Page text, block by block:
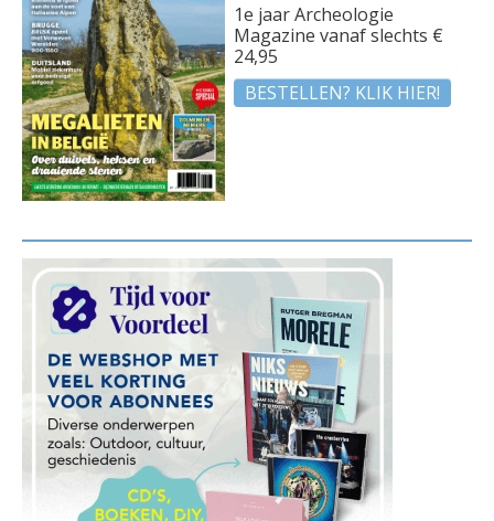
1e jaar Archeologie
Magazine vanaf slechts €
24,95
BESTELLEN? KLIK HIER!